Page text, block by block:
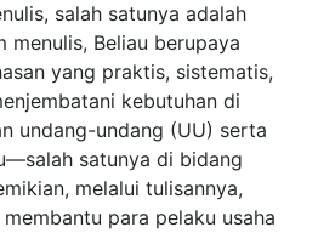
salah satunya adalah
menulis, Beliau berupaya
yang praktis, sistematis,
kebutuhan di
undang-undang (UU) serta
satunya di bidang
melalui tulisannya,
para pelaku usaha